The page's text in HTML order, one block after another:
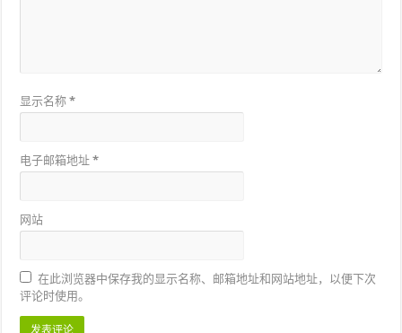
显示名称*
电子邮箱地址*
网站
在此浏览器中保存我的显示名称、邮箱地址和网站地址，以便下次
评论时使用。